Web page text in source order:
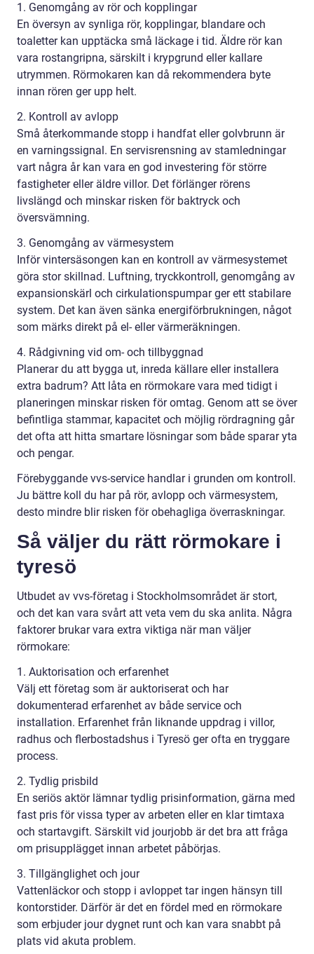
1. Genomgång av rör och kopplingar
En översyn av synliga rör, kopplingar, blandare och
toaletter kan upptäcka små läckage i tid. Äldre rör kan
vara rostangripna, särskilt i krypgrund eller kallare
utrymmen. Rörmokaren kan då rekommendera byte
innan rören ger upp helt.
2. Kontroll av avlopp
Små återkommande stopp i handfat eller golvbrunn är
en varningssignal. En servisrensning av stamledningar
vart några år kan vara en god investering för större
fastigheter eller äldre villor. Det förlänger rörens
livslängd och minskar risken för baktryck och
översvämning.
3. Genomgång av värmesystem
Inför vintersäsongen kan en kontroll av värmesystemet
göra stor skillnad. Luftning, tryckkontroll, genomgång av
expansionskärl och cirkulationspumpar ger ett stabilare
system. Det kan även sänka energiförbrukningen, något
som märks direkt på el- eller värmeräkningen.
4. Rådgivning vid om- och tillbyggnad
Planerar du att bygga ut, inreda källare eller installera
extra badrum? Att låta en rörmokare vara med tidigt i
planeringen minskar risken för omtag. Genom att se över
befintliga stammar, kapacitet och möjlig rördragning går
det ofta att hitta smartare lösningar som både sparar yta
och pengar.
Förebyggande vvs-service handlar i grunden om kontroll.
Ju bättre koll du har på rör, avlopp och värmesystem,
desto mindre blir risken för obehagliga överraskningar.
Så väljer du rätt rörmokare i
tyresö
Utbudet av vvs-företag i Stockholmsområdet är stort,
och det kan vara svårt att veta vem du ska anlita. Några
faktorer brukar vara extra viktiga när man väljer
rörmokare:
1. Auktorisation och erfarenhet
Välj ett företag som är auktoriserat och har
dokumenterad erfarenhet av både service och
installation. Erfarenhet från liknande uppdrag i villor,
radhus och flerbostadshus i Tyresö ger ofta en tryggare
process.
2. Tydlig prisbild
En seriös aktör lämnar tydlig prisinformation, gärna med
fast pris för vissa typer av arbeten eller en klar timtaxa
och startavgift. Särskilt vid jourjobb är det bra att fråga
om prisupplägget innan arbetet påbörjas.
3. Tillgänglighet och jour
Vattenläckor och stopp i avloppet tar ingen hänsyn till
kontorstider. Därför är det en fördel med en rörmokare
som erbjuder jour dygnet runt och kan vara snabbt på
plats vid akuta problem.